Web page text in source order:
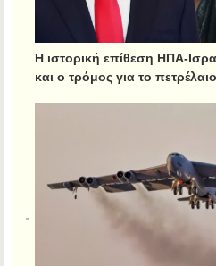
Η ιστορική επίθεση ΗΠΑ-
και ο τρόμος για το πετρέλαιο